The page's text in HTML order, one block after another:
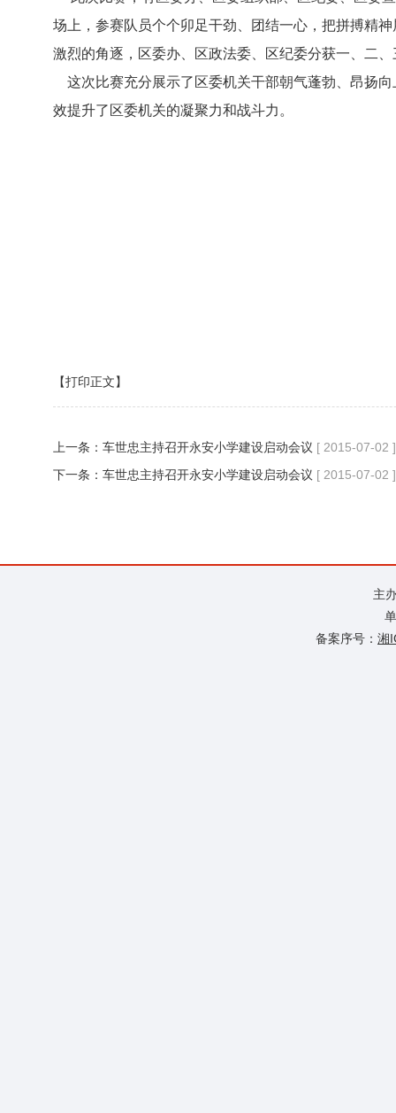
场上，参赛队员个个卯足干劲、团结一心，把拼搏精
激烈的角逐，区委办、区政法委、区纪委分获一、二、
这次比赛充分展示了区委机关干部朝气蓬勃、昂扬向
效提升了区委机关的凝聚力和战斗力。
【打印正文】
上一条： 车世忠主持召开永安小学建设启动会议 [ 2015-07-02 ]
下一条： 车世忠主持召开永安小学建设启动会议 [ 2015-07-02 ]
主
备案序号： 湘